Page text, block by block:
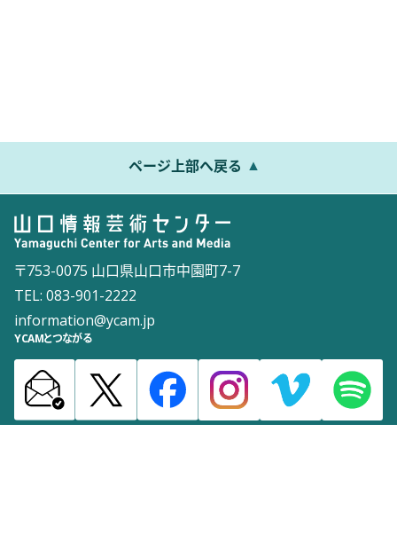
ページ上部へ戻る
〒753-0075 山口県山口市中園町7-7
TEL: 083-901-2222
information@ycam.jp
YCAMとつながる